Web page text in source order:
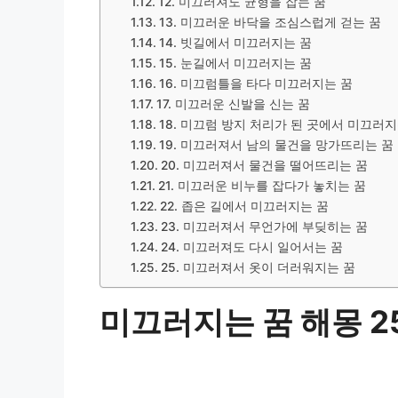
13. 미끄러운 바닥을 조심스럽게 걷는 꿈
14. 빗길에서 미끄러지는 꿈
15. 눈길에서 미끄러지는 꿈
16. 미끄럼틀을 타다 미끄러지는 꿈
17. 미끄러운 신발을 신는 꿈
18. 미끄럼 방지 처리가 된 곳에서 미끄러
19. 미끄러져서 남의 물건을 망가뜨리는 꿈
20. 미끄러져서 물건을 떨어뜨리는 꿈
21. 미끄러운 비누를 잡다가 놓치는 꿈
22. 좁은 길에서 미끄러지는 꿈
23. 미끄러져서 무언가에 부딪히는 꿈
24. 미끄러져도 다시 일어서는 꿈
25. 미끄러져서 옷이 더러워지는 꿈
미끄러지는 꿈 해몽